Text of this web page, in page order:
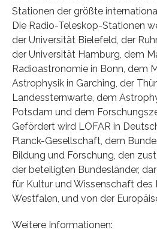
Stationen der größte
Die Radio-Teleskop-Stationen
der Universität Bielefeld, der
der Universität Hamburg, dem
Radioastronomie in Bonn, dem
Astrophysik in Garching, der
Landessternwarte, dem
Potsdam und dem
Gefördert wird LOFAR in
Planck-Gesellschaft, dem
Bildung und Forschung, den
der beteiligten Bundesländer,
für Kultur und Wissenschaft des
Westfalen, und von der
Weitere Informationen: